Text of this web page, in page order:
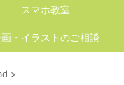
スマホ教室
・イラストのご相談
>